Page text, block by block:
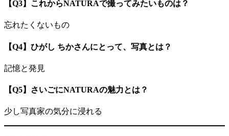
【Q3】これからNATURAで撮ってみたいものは？
忘れたくないもの
【Q4】ひがし ちかさんにとって、写真とは？
記憶と発見
【Q5】さいごにNATURAの魅力とは？
少し写真家の気分に浸れる